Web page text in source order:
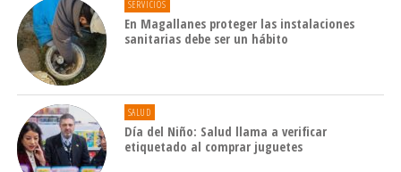
SERVICIOS
En Magallanes proteger las instalaciones
sanitarias debe ser un hábito
SALUD
Día del Niño: Salud llama a verificar
etiquetado al comprar juguetes